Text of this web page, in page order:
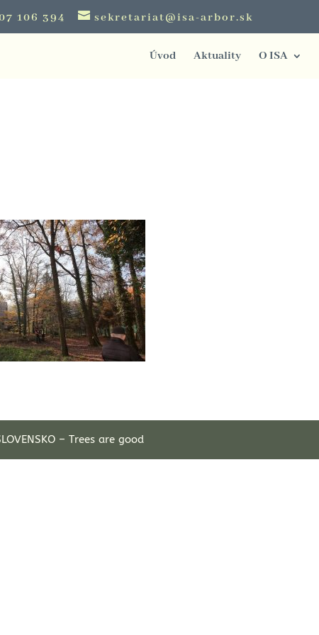
106 394 sekretariat@isa-arbor.sk
Úvod Aktuality O ISA
– Trees are good